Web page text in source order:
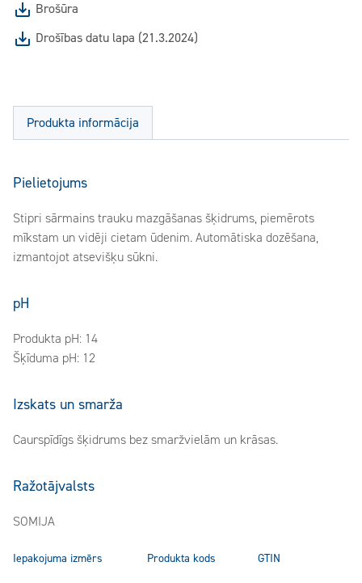
Brošūra
Drošības datu lapa (21.3.2024)
Produkta informācija
Pielietojums
Stipri sārmains trauku mazgāšanas šķidrums, piemērots
mīkstam un vidēji cietam ūdenim. Automātiska dozēšana,
izmantojot atsevišķu sūkni.
pH
Produkta pH: 14
Šķīduma pH: 12
Izskats un smarža
Caurspīdīgs šķidrums bez smaržvielām un krāsas.
Ražotājvalsts
SOMIJA
Iepakojuma izmērs Produkta kods GTIN